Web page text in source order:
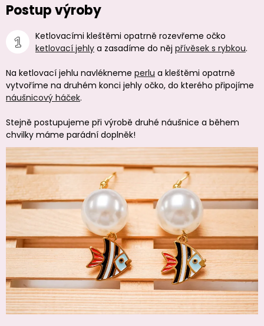
Postup výroby
Ketlovacími kleštěmi opatrně rozevřeme očko
ketlovací jehly a zasadíme do něj přívěsek s rybkou.
Na ketlovací jehlu navlékneme perlu a kleštěmi opatrně
vytvoříme na druhém konci jehly očko, do kterého připojíme
náušnicový háček.
Stejně postupujeme při výrobě druhé náušnice a během
chvilky máme parádní doplněk!